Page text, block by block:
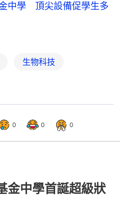
中學 頂尖設備促學生多
生物科技
0 0 0
金中學首誕超級狀